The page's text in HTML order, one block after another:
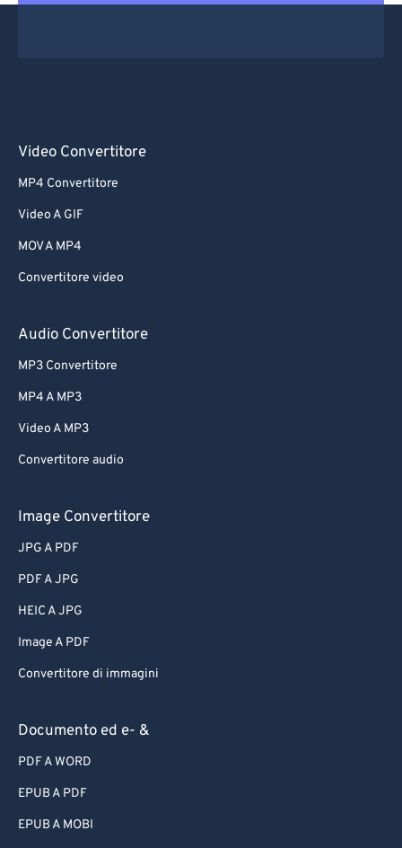
Video Convertitore
MP4 Convertitore
Video A GIF
MOV A MP4
Convertitore video
Audio Convertitore
MP3 Convertitore
MP4 A MP3
Video A MP3
Convertitore audio
Image Convertitore
JPG A PDF
PDF A JPG
HEIC A JPG
Image A PDF
Convertitore di immagini
Documento ed e- &
PDF A WORD
EPUB A PDF
EPUB A MOBI